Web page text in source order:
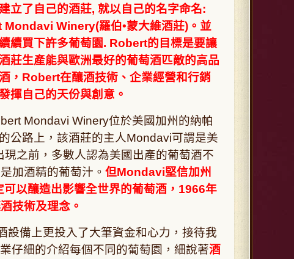
立了自己的酒莊, 就以自己的名字命名:
Mondavi Winery(羅伯•蒙大維酒莊)。並
續買下許多葡萄園. Robert的目標是要讓
莊生產能與歐洲最好的葡萄酒匹敵的高品
，Robert在釀酒技術、企業經營和行銷
揮自己的天份與創意。
Mondavi Winery位於美國加州的納帕
公路上，該酒莊的主人Mondavi可謂是美
之前，多數人認為美國出產的葡萄酒不
加酒精的葡萄汁。 但Mondavi堅信加州
以釀造出影響全世界的葡萄酒，1966年
技術及理念。
備上更投入了大筆資金和心力，接待我
仔細的介紹每個不同的葡萄園，細說著酒